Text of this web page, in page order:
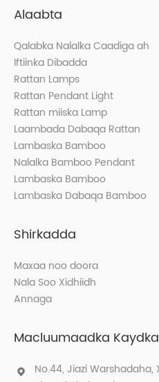
Alaabta
Qalabka Nalalka Caadiga ah
Iftiinka Dibadda
Rattan Lamps
Rattan Pendant Light
Rattan miiska Lamp
Laambada Dabaqa Rattan
Lambaska Bamboo
Nalalka Bamboo Pendant
Lambaska Bamboo
Lambaska Dabaqa Bamboo
Shirkadda
Maxaa noo doora
Nala Soo Xidhiidh
Annaga
Macluumaadka Kaydka
No.44, Jiazi